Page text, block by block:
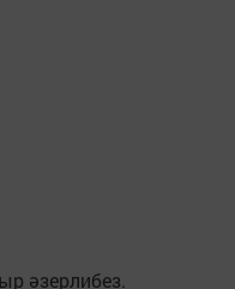
әзерлибез.